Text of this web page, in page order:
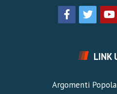
LINK
Argomenti